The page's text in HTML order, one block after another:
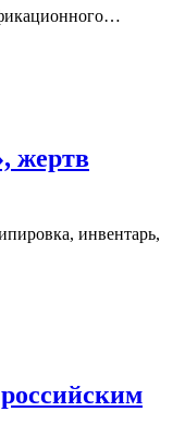
жертв
инвентарь,